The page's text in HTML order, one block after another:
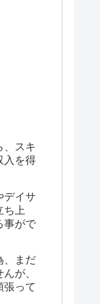
、スキ
入を得
デイサ
ち上
事がで
、まだ
が、
張って